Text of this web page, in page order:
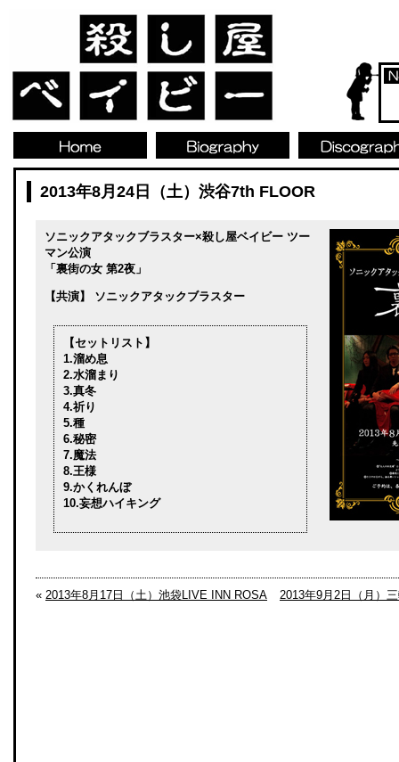
2013年8月24日（土）渋谷7th FLOOR
ソニックアタックブラスター×殺し屋ベイビー ツー
マン公演
「裏街の女 第2夜」
【共演】 ソニックアタックブラスター
【セットリスト】
1.溜め息
2.水溜まり
3.真冬
4.祈り
5.種
6.秘密
7.魔法
8.王様
9.かくれんぼ
10.妄想ハイキング
« 2013年8月17日（土）池袋LIVE INN ROSA 2013年9月2日（月）